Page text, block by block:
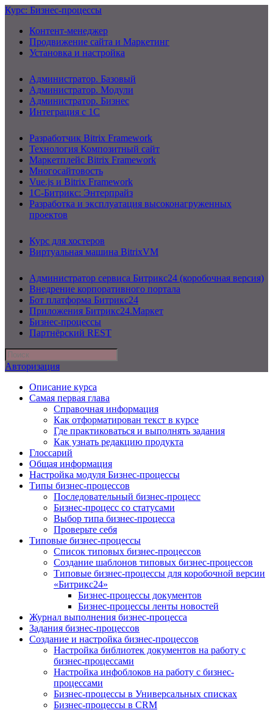
Курс: Бизнес-процессы
Контент-менеджер
Продвижение сайта и Маркетинг
Установка и настройка
Администратор. Базовый
Администратор. Модули
Администратор. Бизнес
Интеграция с 1С
Разработчик Bitrix Framework
Технология Композитный сайт
Маркетплейс Bitrix Framework
Многосайтовость
Vue.js и Bitrix Framework
1С-Битрикс: Энтерпрайз
Разработка и эксплуатация высоконагруженных
проектов
Курс для хостеров
Виртуальная машина BitrixVM
Администратор сервиса Битрикс24 (коробочная версия)
Внедрение корпоративного портала
Бот платформа Битрикс24
Приложения Битрикс24.Маркет
Бизнес-процессы
Партнёрский REST
Авторизация
Описание курса
Самая первая глава
Справочная информация
Как отформатирован текст в курсе
Где практиковаться и выполнять задания
Как узнать редакцию продукта
Глоссарий
Общая информация
Настройка модуля Бизнес-процессы
Типы бизнес-процессов
Последовательный бизнес-процесс
Бизнес-процесс со статусами
Выбор типа бизнес-процесса
Проверьте себя
Типовые бизнес-процессы
Список типовых бизнес-процессов
Создание шаблонов типовых бизнес-процессов
Типовые бизнес-процессы для коробочной версии
«Битрикс24»
Бизнес-процессы документов
Бизнес-процессы ленты новостей
Журнал выполнения бизнес-процесса
Задания бизнес-процессов
Создание и настройка бизнес-процессов
Настройка библиотек документов на работу с
бизнес-процессами
Настройка инфоблоков на работу с бизнес-
процессами
Бизнес-процессы в Универсальных списках
Бизнес-процессы в CRM